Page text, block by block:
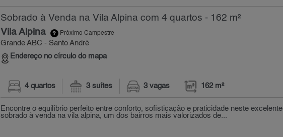
Sobrado à Venda na Vila Alpina com 4 quartos - 162 m²
Vila Alpina- Próximo Campestre
Grande ABC - Santo André
Endereço no círculo do mapa
4 quartos 3 suítes 3 vagas 162 m²
Encontre o equilíbrio perfeito entre conforto, sofisticação e praticidade neste excelente
sobrado à venda na vila alpina, um dos bairros mais valorizados de...